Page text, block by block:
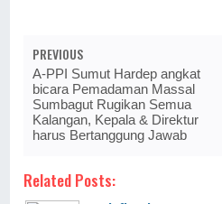
PREVIOUS
A-PPI Sumut Hardep angkat
bicara Pemadaman Massal
Sumbagut Rugikan Semua
Kalangan, Kepala & Direktur
harus Bertanggung Jawab
Related Posts: